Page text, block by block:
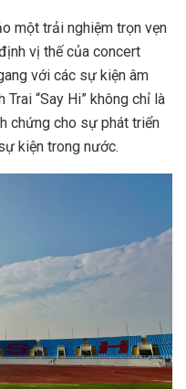
một trải nghiệm trọn vẹn
vị thế của concert
với các sự kiện âm
“Say Hi” không chỉ là
chứng cho sự phát triển
kiện trong nước.